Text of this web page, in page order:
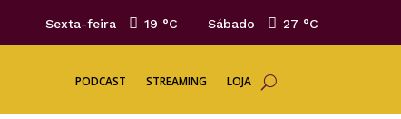
Sexta-feira 19 °C Sábado 27 °C
PODCAST STREAMING LOJA